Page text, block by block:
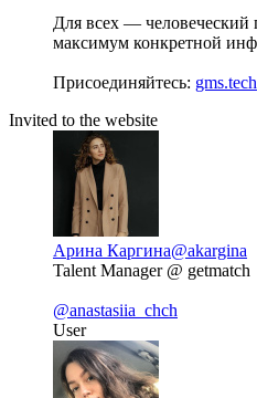
Для всех — человеческий
максимум конкретной
Присоединяйтесь: gms.tech
Invited to the website
Арина Каргина@akargina
Talent Manager @ getmatch
@anastasiia_chch
User